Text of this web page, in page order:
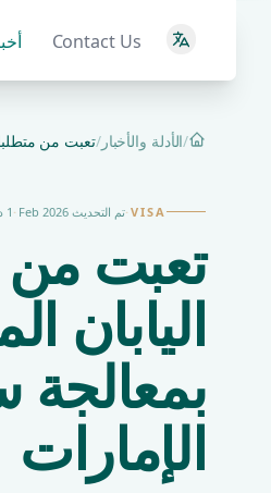
Contact Us
الرئيسية
/الأدلة والأخبار/تعبت من
VISA
·تم التحديث Feb 2026 · 1 دقيقة قراءة
تعبت من
اليابان
الإمارات